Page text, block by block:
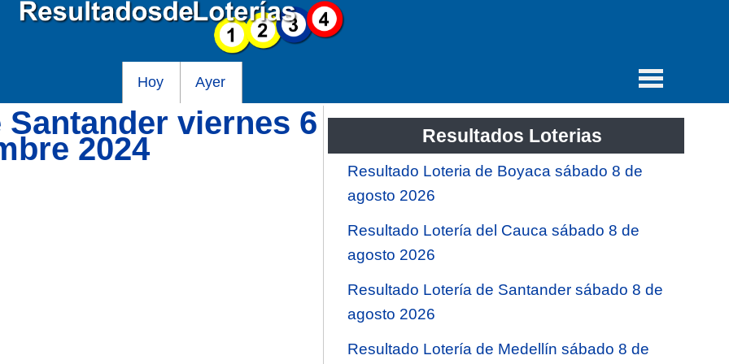
Hoy Ayer
viernes 6
2024 Resultados Loterias
Resultado Loteria de Boyaca sábado 8 de
agosto 2026
Resultado Lotería del Cauca sábado 8 de
agosto 2026
Resultado Lotería de Santander sábado 8 de
agosto 2026
Resultado Lotería de Medellín sábado 8 de